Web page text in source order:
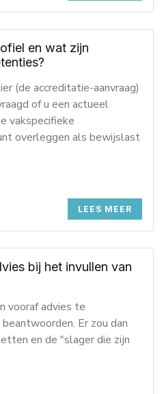
en wat zijn
(de accreditatie-aanvraag)
of u een actueel
vakspecifieke
overleggen als bewijslast
LEES MEER
bij het invullen van
vooraf advies te
Er zou dan
en de "slager die zijn